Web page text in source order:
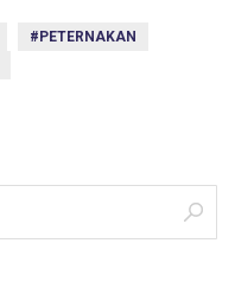
#PETERNAKAN